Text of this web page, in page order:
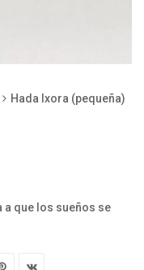
Hada Ixora (pequeña)
a que los sueños se